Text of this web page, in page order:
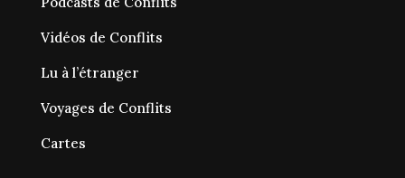
Vidéos de Conflits
Lu à l’étranger
Voyages de Conflits
Cartes